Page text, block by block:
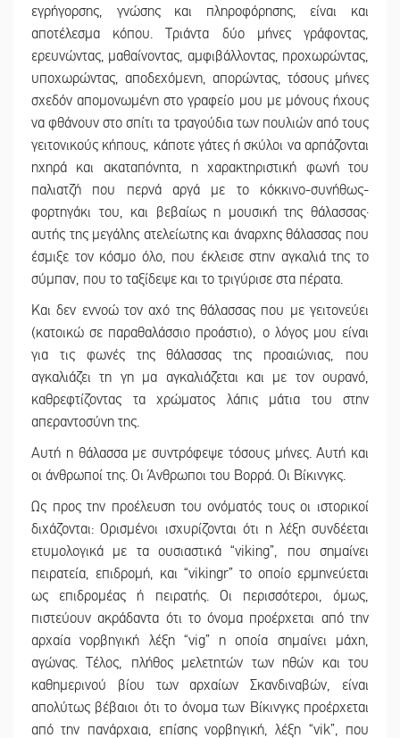
εγρήγορσης, γνώσης και πληροφόρησης, είναι και
αποτέλεσμα κόπου. Τριάντα δύο μήνες γράφοντας,
ερευνώντας, μαθαίνοντας, αμφιβάλλοντας, προχωρώντας,
υποχωρώντας, αποδεχόμενη, απορώντας, τόσους μήνες
σχεδόν απομονωμένη στο γραφείο μου με μόνους ήχους
να φθάνουν στο σπίτι τα τραγούδια των πουλιών από τους
γειτονικούς κήπους, κάποτε γάτες ή σκύλοι να αρπάζονται
ηχηρά και ακαταπόνητα, η χαρακτηριστική φωνή του
παλιατζή που περνά αργά με το κόκκινο-συνήθως-
φορτηγάκι του, και βεβαίως η μουσική της θάλασσας·
αυτής της μεγάλης ατελείωτης και άναρχης θάλασσας που
έσμιξε τον κόσμο όλο, που έκλεισε στην αγκαλιά της το
σύμπαν, που το ταξίδεψε και το τριγύρισε στα πέρατα.
Και δεν εννοώ τον αχό της θάλασσας που με γειτονεύει
(κατοικώ σε παραθαλάσσιο προάστιο), ο λόγος μου είναι
για τις φωνές της θάλασσας της προαιώνιας, που
αγκαλιάζει τη γη μα αγκαλιάζεται και με τον ουρανό,
καθρεφτίζοντας τα χρώματος λάπις μάτια του στην
απεραντοσύνη της.
Αυτή η θάλασσα με συντρόφεψε τόσους μήνες. Αυτή και
οι άνθρωποί της. Οι Άνθρωποι του Βορρά. Οι Βίκινγκς.
Ως προς την προέλευση του ονόματός τους οι ιστορικοί
διχάζονται: Ορισμένοι ισχυρίζονται ότι η λέξη συνδέεται
ετυμολογικά με τα ουσιαστικά “viking”, που σημαίνει
πειρατεία, επιδρομή, και “vikingr” το οποίο ερμηνεύεται
ως επιδρομέας ή πειρατής. Οι περισσότεροι, όμως,
πιστεύουν ακράδαντα ότι το όνομα προέρχεται από την
αρχαία νορβηγική λέξη “vig” η οποία σημαίνει μάχη,
αγώνας. Τέλος, πλήθος μελετητών των ηθών και του
καθημερινού βίου των αρχαίων Σκανδιναβών, είναι
απολύτως βέβαιοι ότι το όνομα των Βίκινγκς προέρχεται
από την πανάρχαια, επίσης νορβηγική, λέξη “vik”, που